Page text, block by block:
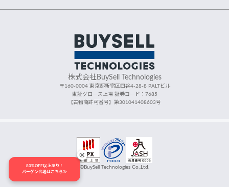
株式会社BuySell Technologies
〒160-0004 東京都新宿区四谷4-28-8 PALTビル
東証グロース上場 証券コード：7685
【古物商許可番号】第301041408603号
©BuySell Technologies Co.,Ltd.
80%OFF以上あり！
バーゲン会場はこちら≫